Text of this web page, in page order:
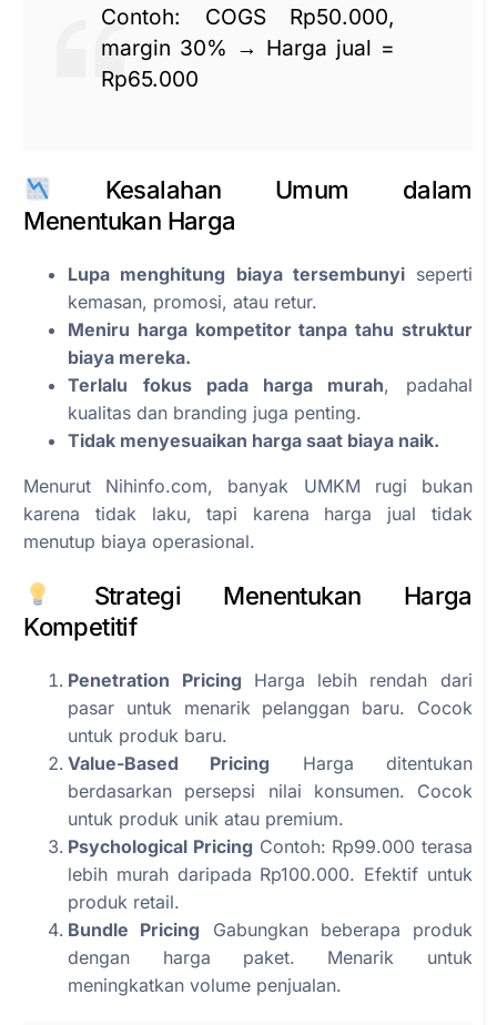
Contoh: COGS Rp50.000,
margin 30% → Harga jual =
Rp65.000
Kesalahan Umum dalam
Menentukan Harga
Lupa menghitung biaya tersembunyiseperti
kemasan, promosi, atau retur.
Meniru harga kompetitor tanpa tahu struktur
biaya mereka.
Terlalu fokus pada harga murah, padahal
kualitas dan branding juga penting.
Tidak menyesuaikan harga saat biaya naik.
Menurut Nihinfo.com, banyak UMKM rugi bukan
karena tidak laku, tapi karena harga jual tidak
menutup biaya operasional.
Strategi Menentukan Harga
Kompetitif
Penetration Pricing Harga lebih rendah dari
pasar untuk menarik pelanggan baru. Cocok
untuk produk baru.
Value-Based Pricing Harga ditentukan
berdasarkan persepsi nilai konsumen. Cocok
untuk produk unik atau premium.
Psychological Pricing Contoh: Rp99.000 terasa
lebih murah daripada Rp100.000. Efektif untuk
produk retail.
Bundle Pricing Gabungkan beberapa produk
dengan harga paket. Menarik untuk
meningkatkan volume penjualan.